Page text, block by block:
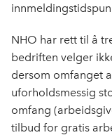
NHO har rett til å
bedriften velger
dersom omfanget
uforholdsmessig
omfang (
tilbud for gratis